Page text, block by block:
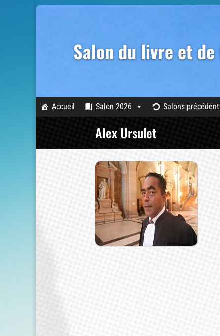
Salon du livre et de
Accueil Salon 2026 Salons
Alex Ursulet